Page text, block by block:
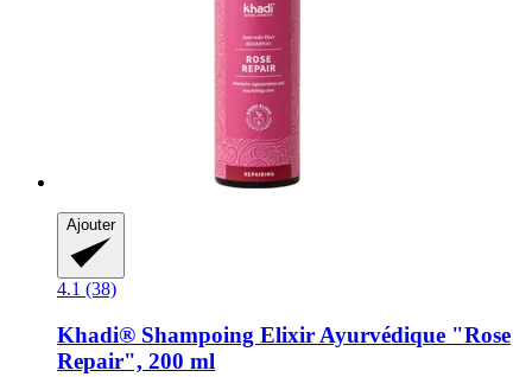
Ajouter
4.1 (38)
Khadi® Shampoing Elixir Ayurvédique "Rose
Repair", 200 ml